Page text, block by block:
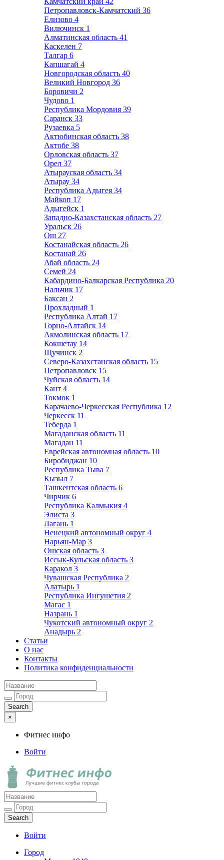
Петропавловск-Камчатский 36
Елизово 4
Вилючинск 1
Алматинская область 41
Каскелен 7
Талгар 6
Капшагай 4
Новгородская область 40
Великий Новгород 36
Боровичи 2
Чудово 1
Республика Мордовия 39
Саранск 33
Рузаевка 5
Актюбинская область 38
Актобе 38
Орловская область 37
Орел 37
Атырауская область 34
Атырау 34
Республика Адыгея 34
Майкоп 17
Адыгейск 1
Западно-Казахстанская область 27
Уральск 26
Ош 27
Костанайская область 26
Костанай 26
Абай область 24
Семей 24
Кабардино-Балкарская Республика 20
Нальчик 17
Баксан 2
Прохладный 1
Республика Алтай 17
Горно-Алтайск 14
Акмолинская область 17
Кокшетау 14
Щучинск 2
Северо-Казахстанская область 15
Петропавловск 15
Чуйская область 14
Кант 4
Токмок 1
Карачаево-Черкесская Республика 12
Черкесск 11
Теберда 1
Магаданская область 11
Магадан 11
Еврейская автономная область 10
Биробиджан 10
Республика Тыва 7
Кызыл 7
Ташкентская область 6
Чирчик 6
Республика Калмыкия 4
Элиста 3
Лагань 1
Ненецкий автономный округ 4
Нарьян-Мар 3
Ошская область 3
Иссык-Кульская область 3
Каракол 3
Чувашская Республика 2
Алатырь 1
Республика Ингушетия 2
Магас 1
Назрань 1
Чукотский автономный округ 2
Анадырь 2
Статьи
О нас
Контакты
Политика конфиденциальности
×
Фитнес инфо
Войти
Фитнес инфо
Лучшие фитнес клубы города
Войти
Город